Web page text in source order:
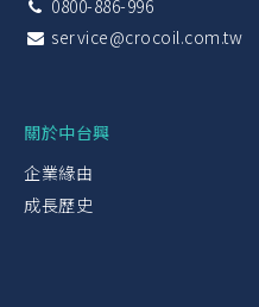
0800-886-996
service@crocoil.com.tw
關於中台興
企業緣由
成長歷史